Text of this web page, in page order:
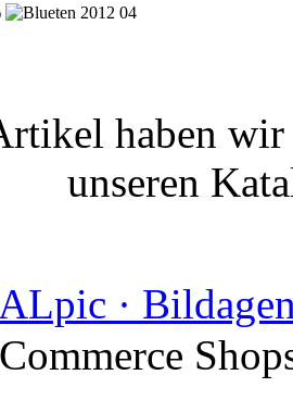
haben
unseren
·